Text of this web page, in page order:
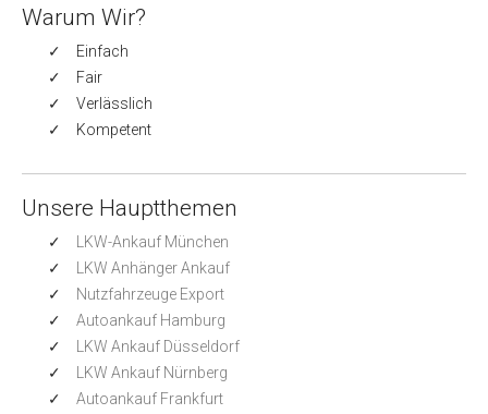
Warum Wir?
Einfach
Fair
Verlässlich
Kompetent
Unsere Hauptthemen
LKW-Ankauf München
LKW Anhänger Ankauf
Nutzfahrzeuge Export
Autoankauf Hamburg
LKW Ankauf Düsseldorf
LKW Ankauf Nürnberg
Autoankauf Frankfurt